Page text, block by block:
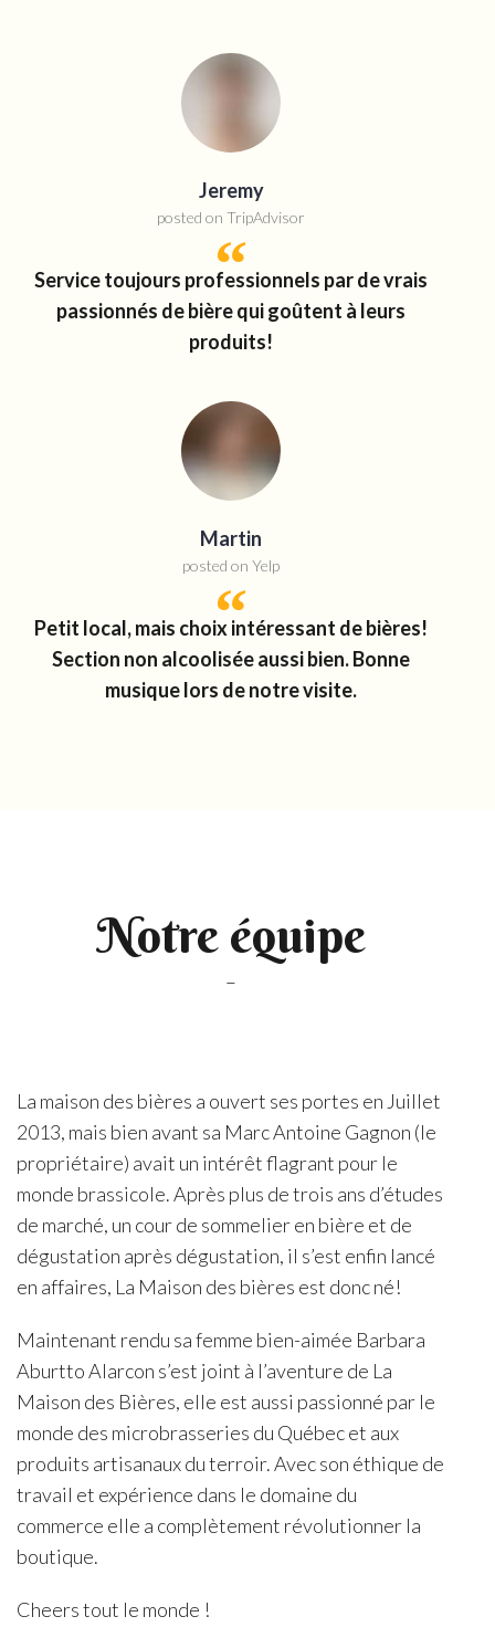
Jeremy
posted on TripAdvisor
Service toujours professionnels par de vrais
passionnés de bière qui goûtent à leurs
produits!
Martin
posted on Yelp
Petit local, mais choix intéressant de bières!
Section non alcoolisée aussi bien. Bonne
musique lors de notre visite.
Notre équipe
–
La maison des bières a ouvert ses portes en Juillet
2013, mais bien avant sa Marc Antoine Gagnon (le
propriétaire) avait un intérêt flagrant pour le
monde brassicole. Après plus de trois ans d’études
de marché, un cour de sommelier en bière et de
dégustation après dégustation, il s’est enfin lancé
en affaires, La Maison des bières est donc né!
Maintenant rendu sa femme bien-aimée Barbara
Aburtto Alarcon s’est joint à l’aventure de La
Maison des Bières, elle est aussi passionné par le
monde des microbrasseries du Québec et aux
produits artisanaux du terroir. Avec son éthique de
travail et expérience dans le domaine du
commerce elle a complètement révolutionner la
boutique.
Cheers tout le monde !